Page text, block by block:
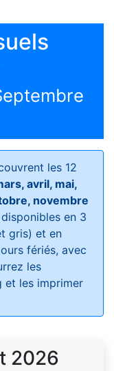
les 12
avril, mai,
novembre
en 3
gris) et en
fériés, avec
les
et les imprimer
2026